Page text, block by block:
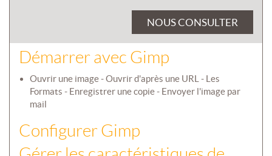
NOUS CONSULTER
Démarrer avec Gimp
Ouvrir une image - Ouvrir d'après une URL - Les
Formats - Enregistrer une copie - Envoyer l'image par
mail
Configurer Gimp